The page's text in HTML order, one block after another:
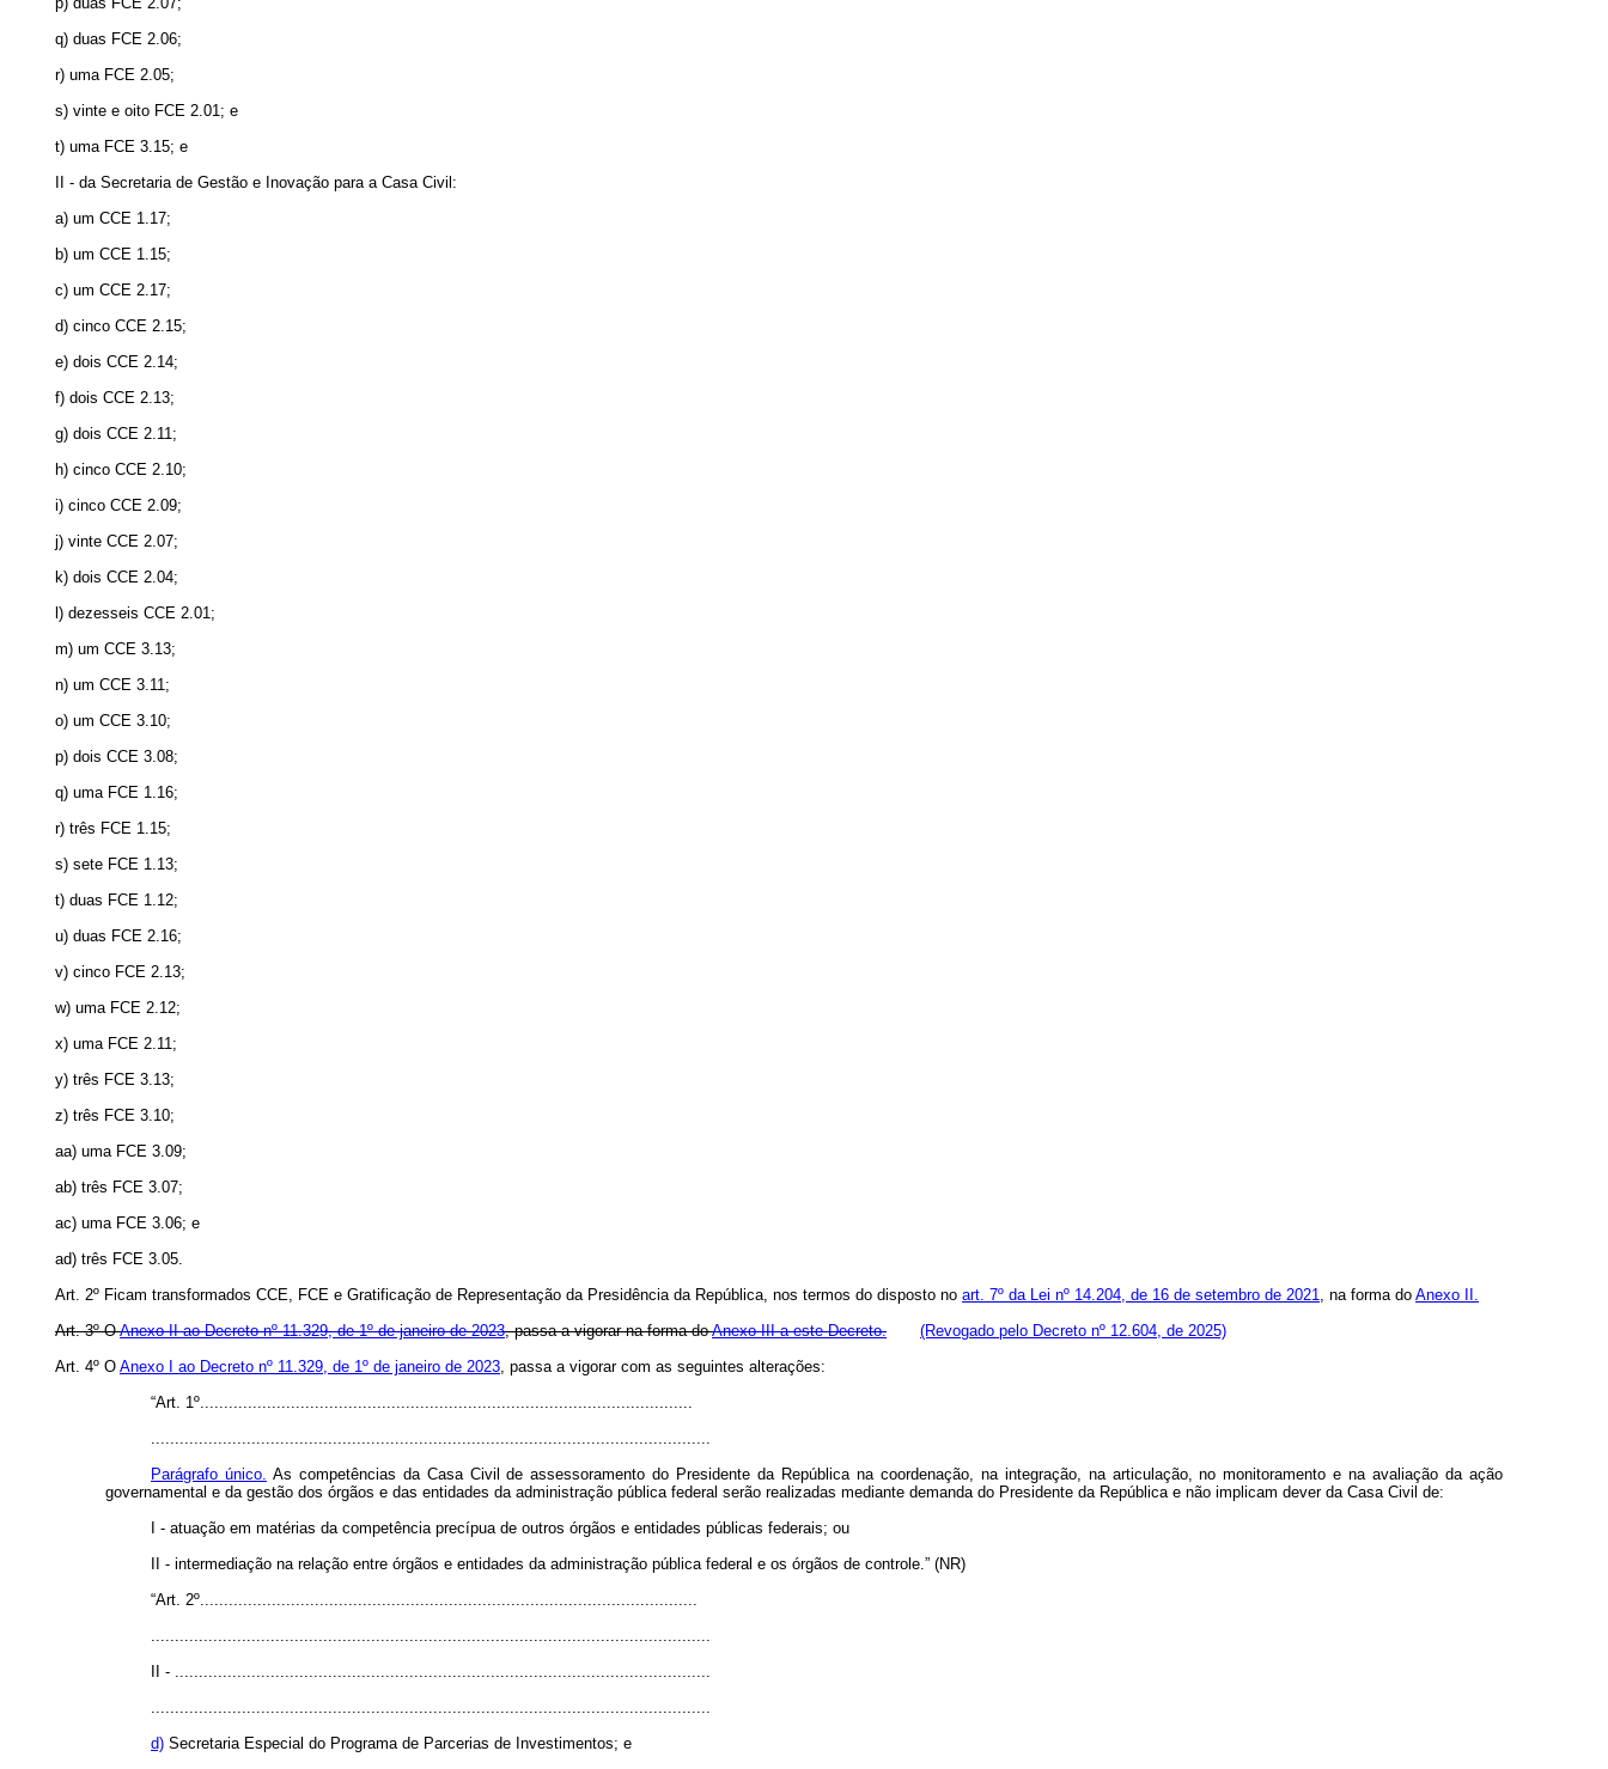
q) duas FCE 2.06;
r) uma FCE 2.05;
s) vinte e oito FCE 2.01; e
t) uma FCE 3.15; e
II - da Secretaria de Gestão e Inovação para a Casa Civil:
a) um CCE 1.17;
b) um CCE 1.15;
c) um CCE 2.17;
d) cinco CCE 2.15;
e) dois CCE 2.14;
f) dois CCE 2.13;
g) dois CCE 2.11;
h) cinco CCE 2.10;
i) cinco CCE 2.09;
j) vinte CCE 2.07;
k) dois CCE 2.04;
l) dezesseis CCE 2.01;
m) um CCE 3.13;
n) um CCE 3.11;
o) um CCE 3.10;
p) dois CCE 3.08;
q) uma FCE 1.16;
r) três FCE 1.15;
s) sete FCE 1.13;
t) duas FCE 1.12;
u) duas FCE 2.16;
v) cinco FCE 2.13;
w) uma FCE 2.12;
x) uma FCE 2.11;
y) três FCE 3.13;
z) três FCE 3.10;
aa) uma FCE 3.09;
ab) três FCE 3.07;
ac) uma FCE 3.06; e
ad) três FCE 3.05.
Art. 2º Ficam transformados CCE, FCE e Gratificação de Representação da Presidência da República, nos termos do disposto no art. 7º da Lei nº 14.204, de 16 de setembro de 2021, na forma do Anexo II.
Art. 3º OAnexo II ao Decreto nº 11.329, de 1º de janeiro de 2023, passa a vigorar na forma doAnexo III a este Decreto.
(Revogado pelo Decreto nº 12.604, de 2025)
Art. 4º O Anexo I ao Decreto nº 11.329, de 1º de janeiro de 2023, passa a vigorar com as seguintes alterações:
“Art. 1º.......................................................................................................
.....................................................................................................................
Parágrafo único. As competências da Casa Civil de assessoramento do Presidente da República na coordenação, na integração, na articulação, no monitoramento e na avaliação da ação
governamental e da gestão dos órgãos e das entidades da administração pública federal serão realizadas mediante demanda do Presidente da República e não implicam dever da Casa Civil de:
I - atuação em matérias da competência precípua de outros órgãos e entidades públicas federais; ou
II - intermediação na relação entre órgãos e entidades da administração pública federal e os órgãos de controle.” (NR)
“Art. 2º........................................................................................................
.....................................................................................................................
II - ................................................................................................................
.....................................................................................................................
d) Secretaria Especial do Programa de Parcerias de Investimentos; e